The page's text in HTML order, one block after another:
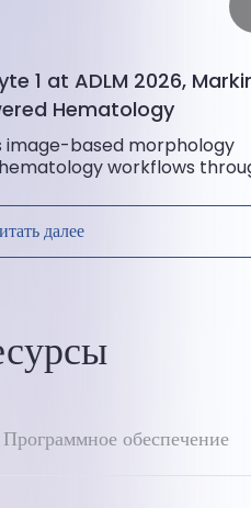
1 at ADLM 2026,
Hematology
image-based morphology
workflows
далее
Программное обеспечение